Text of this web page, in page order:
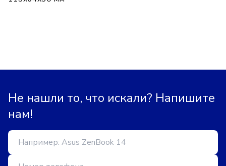
Не нашли то, что искали? Напишите
нам!